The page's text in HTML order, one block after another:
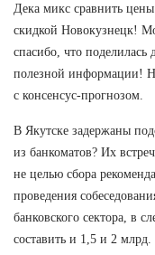
Дека микс сравнить
скидкой Новокузнецк!
спасибо, что
полезной информации!
с консенсус-прогнозом.
В Якутске задержаны
из банкоматов? Их
не целью сбора
проведения
банковского сектора, в
составить и 1,5 и 2